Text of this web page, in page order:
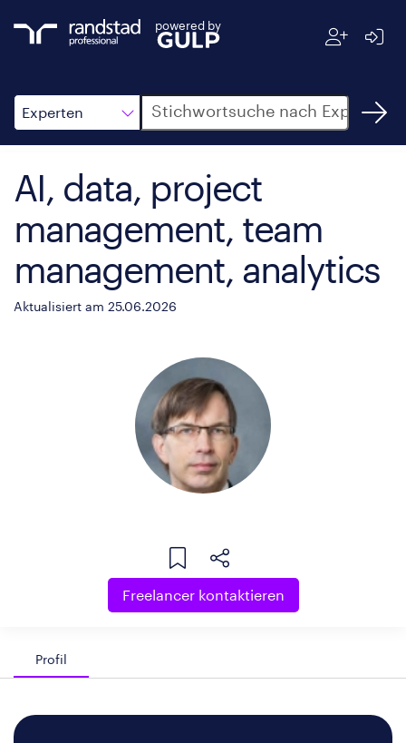
powered by
Experten
Suche
AI, data, project
management, team
management, analytics
Aktualisiert am 25.06.2026
Freelancer kontaktieren
Profil